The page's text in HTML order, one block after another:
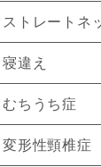
ストレートネ
寝違え
むちうち症
変形性頸椎症